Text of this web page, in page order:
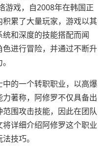
游戏，自2008年在韩国正
累了大量玩家，游戏以其
和深度的技能搭配而闻
进行冒险，并通过不断升
的一个转职职业，以高爆
著称，阿修罗不仅具备出
围攻击技能，因此在团队
详细介绍阿修罗这个职业
技巧。